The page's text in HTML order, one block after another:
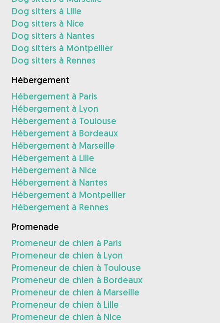
Dog sitters à Lille
Dog sitters à Nice
Dog sitters à Nantes
Dog sitters à Montpellier
Dog sitters à Rennes
Hébergement
Hébergement à Paris
Hébergement à Lyon
Hébergement à Toulouse
Hébergement à Bordeaux
Hébergement à Marseille
Hébergement à Lille
Hébergement à Nice
Hébergement à Nantes
Hébergement à Montpellier
Hébergement à Rennes
Promenade
Promeneur de chien à Paris
Promeneur de chien à Lyon
Promeneur de chien à Toulouse
Promeneur de chien à Bordeaux
Promeneur de chien à Marseille
Promeneur de chien à Lille
Promeneur de chien à Nice